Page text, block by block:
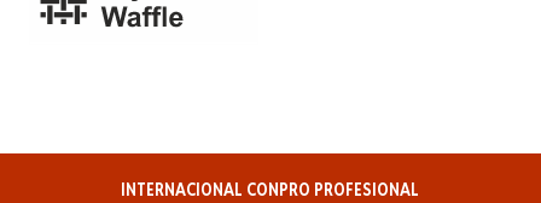
INTERNACIONAL CONPRO PROFESIONAL